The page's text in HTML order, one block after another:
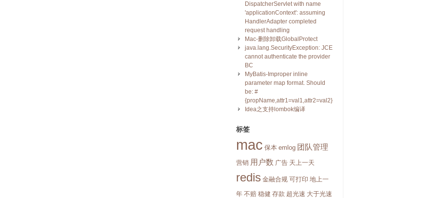
DispatcherServlet with name
'applicationContext': assuming
HandlerAdapter completed
request handling
Mac-删除卸载GlobalProtect
java.lang.SecurityException: JCE
cannot authenticate the provider
BC
MyBatis-Improper inline
parameter map format. Should
be: #
{propName,attr1=val1,attr2=val2}
Idea之支持lombok编译
标签
mac 保本 emlog 团队管理
营销 用户数 广告 天上一天
redis 金融合规 可打印 地上一
年 不赔 稳健 存款 超光速 大于光速